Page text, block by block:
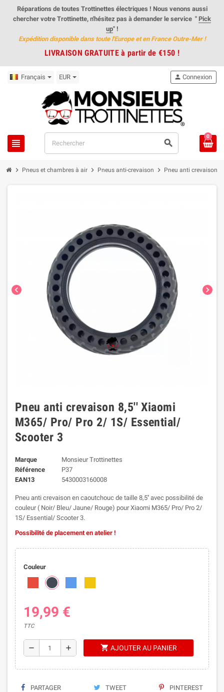
Réparations de toutes Trottinettes électriques ! Nous venons aussi
chercher votre Trottinette, n'hésitez pas à demander le service " Pick
up" !
Expédition disponible dans toute l'Europe et en France Outre-Mer!
LIVRAISON GRATUITE à partir de €150 !
Français EUR
view_headline search
person Connexion
0
chevron_right Pneus et chambres à air chevron_right Pneus anti-crevaison chevron_right Pneu anti crevaison
chevron_left chevron_right
Pneu anti crevaison 8,5'' Xiaomi
M365/ Pro/ Pro 2/ 1S/ Essential/
Scooter 3
Marque
Monsieur Trottinettes
Référence
P37
EAN13
5430003160008
Pneu anti crevaison en caoutchouc de taille 8,5'' avec possibilité de
couleur ( Noir/ Bleu/ Jaune/ Rouge) pour Xiaomi M365/ Pro/ Pro 2/
1S/ Essential/ Scooter 3.
Possibilité de placement en atelier !
Couleur
19,99 €
TTC
remove add shopping_cart AJOUTER AU PANIER
PARTAGER TWEET PINTEREST